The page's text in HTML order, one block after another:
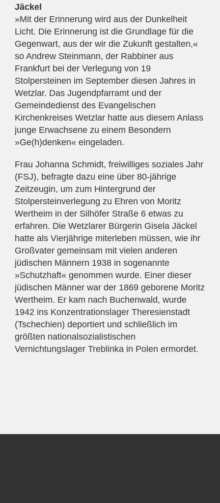
Jäckel
»Mit der Erinnerung wird aus der Dunkelheit
Licht. Die Erinnerung ist die Grundlage für die
Gegenwart, aus der wir die Zukunft gestalten,«
so Andrew Steinmann, der Rabbiner aus
Frankfurt bei der Verlegung von 19
Stolpersteinen im September diesen Jahres in
Wetzlar. Das Jugendpfarramt und der
Gemeindedienst des Evangelischen
Kirchenkreises Wetzlar hatte aus diesem Anlass
junge Erwachsene zu einem Besondern
»Ge(h)denken« eingeladen.
Frau Johanna Schmidt, freiwilliges soziales Jahr
(FSJ), befragte dazu eine über 80-jährige
Zeitzeugin, um zum Hintergrund der
Stolpersteinverlegung zu Ehren von Moritz
Wertheim in der Silhöfer Straße 6 etwas zu
erfahren. Die Wetzlarer Bürgerin Gisela Jäckel
hatte als Vierjährige miterleben müssen, wie ihr
Großvater gemeinsam mit vielen anderen
jüdischen Männern 1938 in sogenannte
»Schutzhaft« genommen wurde. Einer dieser
jüdischen Männer war der 1869 geborene Moritz
Wertheim. Er kam nach Buchenwald, wurde
1942 ins Konzentrationslager Theresienstadt
(Tschechien) deportiert und schließlich im
größten nationalsozialistischen
Vernichtungslager Treblinka in Polen ermordet.